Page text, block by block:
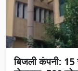
बिजली कंपनी: